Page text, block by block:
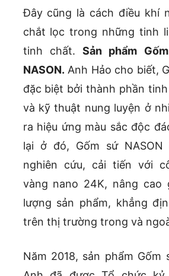
Đây cũng là cách điều khí
chắt lọc trong những tinh
tinh chất.Sản phẩm
NASON. Anh Hảo cho biết,
đặc biệt bởi thành phần
và kỹ thuật nung luyện ở
ra hiệu ứng màu sắc độc
lại ở đó, Gốm sứ
nghiên cứu, cải tiến với
vàng nano 24K, nâng cao
lượng sản phẩm, khẳng
trên thị trường trong và
Năm 2018, sản phẩm Gốm